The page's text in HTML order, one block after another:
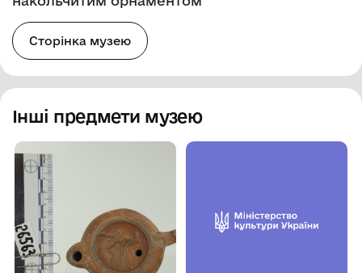
Сторінка музею
Інші предмети музею